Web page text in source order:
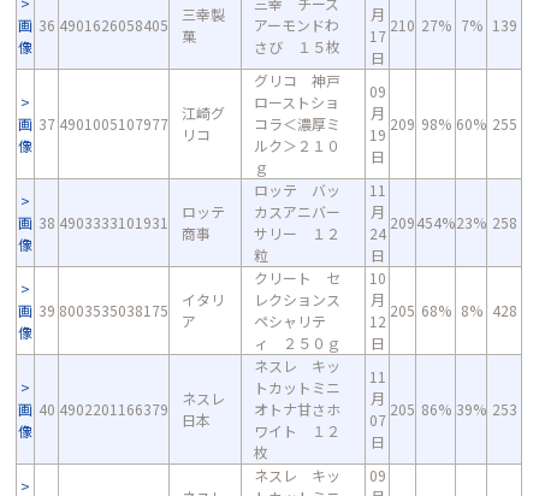
画
像
36 4901626058405
三幸製
菓
アーモンドわ
さび １５枚
月
17
日
210 27% 7% 139
画
像
37 4901005107977
江崎グ
リコ
グリコ 神戸
ローストショ
コラ＜濃厚ミ
ルク＞２１０
ｇ
09
月
19
日
209 98% 60% 255
画
像
38 4903333101931
ロッテ
商事
ロッテ バッ
カスアニバー
サリー １２
粒
11
月
24
日
209454%23% 258
画
像
39 8003535038175
イタリ
ア
クリート セ
レクションス
ペシャリテ
ィ ２５０ｇ
10
月
12
日
205 68% 8% 428
画
像
40 4902201166379
ネスレ
日本
ネスレ キッ
トカットミニ
オトナ甘さホ
ワイト １２
枚
11
月
07
日
205 86% 39% 253
ネスレ キッ
09